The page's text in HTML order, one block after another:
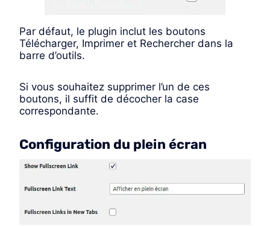
Par défaut, le plugin inclut les boutons
Télécharger, Imprimer et Rechercher dans la
barre d’outils.
Si vous souhaitez supprimer l’un de ces
boutons, il suffit de décocher la case
correspondante.
Configuration du plein écran